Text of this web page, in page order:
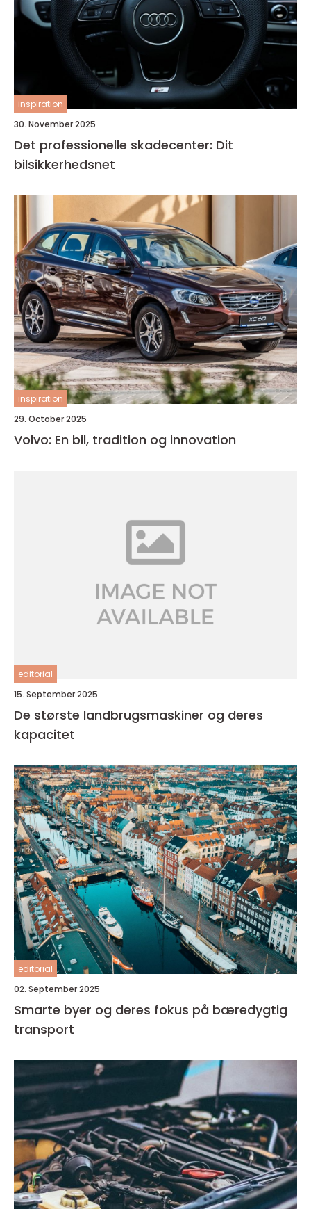
inspiration
30. November 2025
Det professionelle skadecenter: Dit
bilsikkerhedsnet
inspiration
29. October 2025
Volvo: En bil, tradition og innovation
editorial
15. September 2025
De største landbrugsmaskiner og deres
kapacitet
editorial
02. September 2025
Smarte byer og deres fokus på bæredygtig
transport